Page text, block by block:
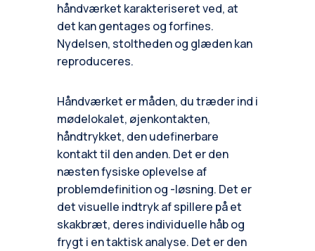
håndværket karakteriseret ved, at
det kan gentages og forfines.
Nydelsen, stoltheden og glæden kan
reproduceres.
Håndværket er måden, du træder ind i
mødelokalet, øjenkontakten,
håndtrykket, den udefinerbare
kontakt til den anden. Det er den
næsten fysiske oplevelse af
problemdefinition og -løsning. Det er
det visuelle indtryk af spillere på et
skakbræt, deres individuelle håb og
frygt i en taktisk analyse. Det er den